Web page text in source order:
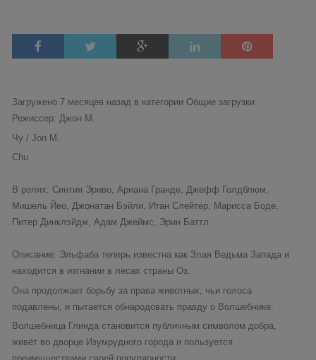
Загружено 7 месяцев назад в категории Общие загрузки
Режиссер: Джон М.
Чу / Jon M.
Chu
В ролях: Синтия Эриво, Ариана Гранде, Джефф Голдблюм,
Мишель Йео, Джонатан Бэйли, Итан Слейтер, Марисса Боде,
Питер Динклэйдж, Адам Джеймс, Эрин Баттл
Описание: Эльфаба теперь известна как Злая Ведьма Запада и
находится в изгнании в лесах страны Оз.
Она продолжает борьбу за права животных, чьи голоса
подавлены, и пытается обнародовать правду о Волшебнике.
Волшебница Глинда становится публичным символом добра,
живёт во дворце Изумрудного города и пользуется